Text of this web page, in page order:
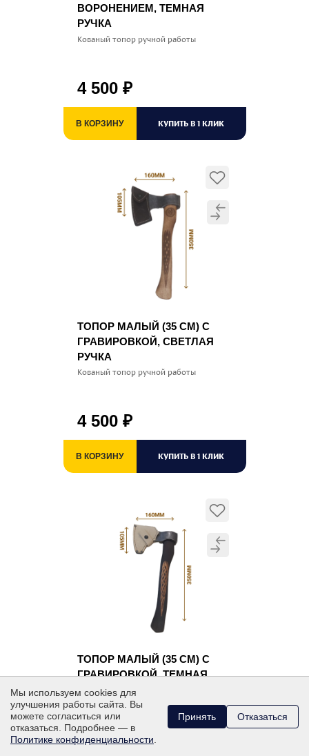
ВОРОНЕНИЕМ, ТЕМНАЯ
РУЧКА
Кованый топор ручной работы
4 500 ₽
В КОРЗИНУ КУПИТЬ В 1 КЛИК
ТОПОР МАЛЫЙ (35 СМ) С
ГРАВИРОВКОЙ, СВЕТЛАЯ
РУЧКА
Кованый топор ручной работы
4 500 ₽
В КОРЗИНУ КУПИТЬ В 1 КЛИК
ТОПОР МАЛЫЙ (35 СМ) С
ГРАВИРОВКОЙ, ТЕМНАЯ
РУЧКА
Кованый топор ручной работы
Мы используем cookies для
улучшения работы сайта. Вы
можете согласиться или
отказаться. Подробнее — в
Политике конфиденциальности
Принять Отказаться